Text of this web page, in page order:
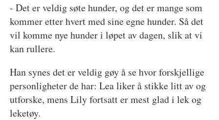
- Det er veldig søte hunder, og det er mange som
kommer etter hvert med sine egne hunder. Så det
vil komme nye hunder i løpet av dagen, slik at vi
kan rullere.
Han synes det er veldig gøy å se hvor forskjellige
personligheter de har: Lea liker å stikke litt av og
utforske, mens Lily fortsatt er mest glad i lek og
leketøy.